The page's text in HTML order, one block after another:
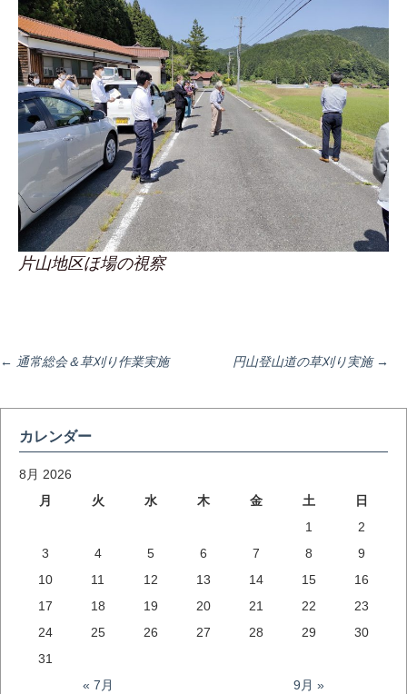
片山地区ほ場の視察
投
稿
ナ
ビ
ゲ
ー
← 通常総会＆草刈り作業実施 円山登山道の草刈り実施 →
カレンダー
8月 2026
月
火 水 木 金 土
日
1
2
3
4 5 6 7 8
9
10
11 12 13 14 15
16
17
18 19 20 21 22
23
24
25 26 27 28 29
30
31
« 7月
9月 »